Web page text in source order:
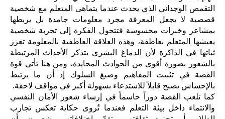
التقمص الوجداني الذي يحدث عندما يتماهى المتعلم مع شخصية
قصصية لا يجعل المعرفة مجرد معلومات جامدة بل يربطها
بمشاعر وخبرات محسوسة فتتحول الفكرة إلى تجربة شخصية
يعيشها المتعلم بعاطفة، وهذه العلاقة العاطفية بالمعلومة تعزز
ثباتها في الذاكرة لأن الدماغ البشري يتذكر الأحداث المرتبطة
بالشعور بصورة أقوى من الحوادث المحايدة، ومن هنا تأتي قوة
القصة في تثبيت المفاهيم وصيغ السلوك إذ أن ما يرتبط
بالإحساس يصبح قابلاً للاستدعاء بسهولة أكبر في مواقف لاحقة.
كما تلعب القصة دوراً حاسماً في إرساء شعور الأمان النفسي
والانتماء داخل بيئة التعلم فعندما تُروى حكاية تعكس تجارب